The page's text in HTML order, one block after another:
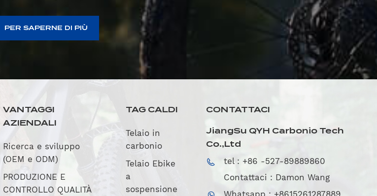
PER SAPERNE DI PIÙ
VANTAGGI
AZIENDALI
Ricerca e sviluppo
(OEM e ODM)
PRODUZIONE E
CONTROLLO QUALITÀ
TAG CALDI
Telaio in
carbonio
Telaio Ebike
a
sospensione
CONTATTACI
JiangSu QYH Carbonio Tech
Co.,Ltd
tel : +86 -527-89889860
Contattaci : Damon Wang